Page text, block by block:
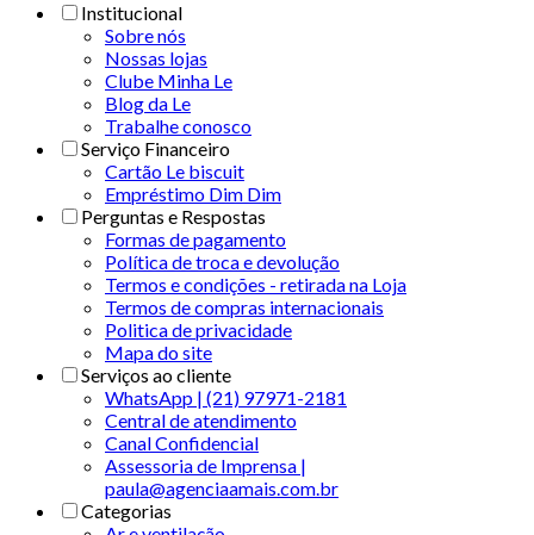
Institucional
Sobre nós
Nossas lojas
Clube Minha Le
Blog da Le
Trabalhe conosco
Serviço Financeiro
Cartão Le biscuit
Empréstimo Dim Dim
Perguntas e Respostas
Formas de pagamento
Política de troca e devolução
Termos e condições - retirada na Loja
Termos de compras internacionais
Politica de privacidade
Mapa do site
Serviços ao cliente
WhatsApp | (21) 97971-2181
Central de atendimento
Canal Confidencial
Assessoria de Imprensa |
paula@agenciaamais.com.br
Categorias